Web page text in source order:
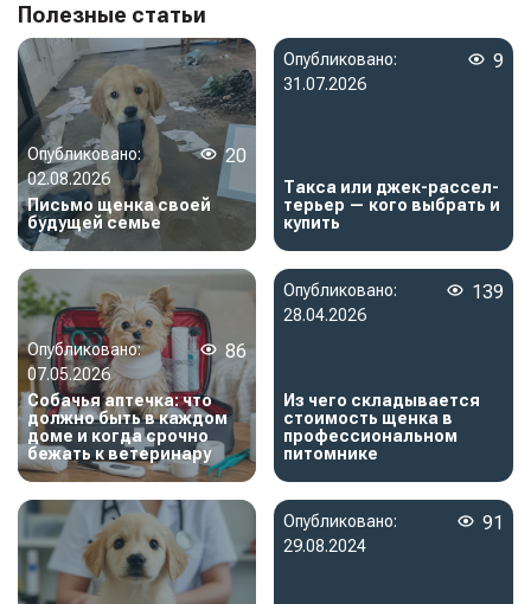
Полезные статьи
Опубликовано:
02.08.2026
20
Письмо щенка своей
будущей семье
Опубликовано:
31.07.2026
9
Такса или джек-рассел-
терьер — кого выбрать и
купить
Опубликовано:
07.05.2026
86
Собачья аптечка: что
должно быть в каждом
доме и когда срочно
бежать к ветеринару
Опубликовано:
28.04.2026
139
Из чего складывается
стоимость щенка в
профессиональном
питомнике
Опубликовано:
29.08.2024
91